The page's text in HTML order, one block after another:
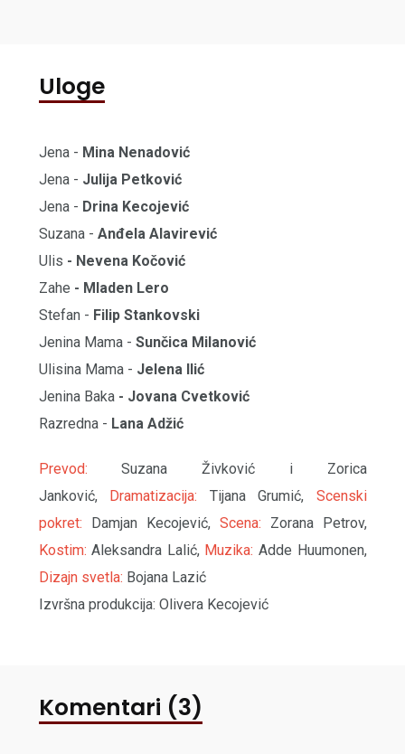
Uloge
Jena - Mina Nenadović
Jena - Julija Petković
Jena - Drina Kecojević
Suzana - Anđela Alavirević
Ulis - Nevena Kočović
Zahe - Mladen Lero
Stefan - Filip Stankovski
Jenina Mama - Sunčica Milanović
Ulisina Mama - Jelena Ilić
Jenina Baka- Jovana Cvetković
Razredna - Lana Adžić
Prevod:Suzana Živković i Zorica
Janković,
Dramatizacija: Tijana Grumić, Scenski
pokret:
Damjan Kecojević, Scena: Zorana Petrov,
Kostim: Aleksandra Lalić, Muzika: Adde Huumonen,
Dizajn svetla: Bojana Lazić
Izvršna produkcija: Olivera Kecojević
Komentari (3)